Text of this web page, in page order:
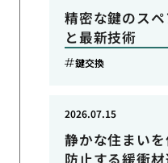
精密な鍵のス
と最新技術
鍵交換
静かな住まい
防止する緩衝
2026.07.15